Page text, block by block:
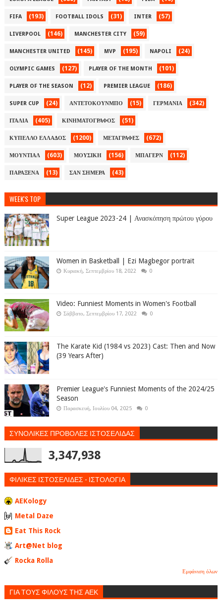
FIFA (193) FOOTBALL IDOLS (31) INTER (57)
LIVERPOOL (146) MANCHESTER CITY (59)
MANCHESTER UNITED (145) MVP (195) NAPOLI (24)
OLYMPIC GAMES (127) PLAYER OF THE MONTH (101)
PLAYER OF THE SEASON (12) PREMIER LEAGUE (186)
SUPER CUP (24) ΑΝΤΕΤΟΚΟΥΝΜΠΟ (15) ΓΕΡΜΑΝΙΑ (342)
ΙΤΑΛΙΑ (405) ΚΙΝΗΜΑΤΟΓΡΑΦΟΣ (51)
ΚΥΠΕΛΛΟ ΕΛΛΑΔΟΣ (1200) ΜΕΤΑΓΡΑΦΕΣ (672)
ΜΟΥΝΤΙΑΛ (603) ΜΟΥΣΙΚΗ (156) ΜΠΑΓΕΡΝ (112)
ΠΑΡΑΞΕΝΑ (13) ΣΑΝ ΣΗΜΕΡΑ (43)
WEEK'S TOP
Super League 2023-24 | Ανασκόπηση πρώτου γύρου
Women in Basketball | Ezi Magbegor portrait
Κυριακή, Σεπτεμβρίου 18, 2022 0
Video: Funniest Moments in Women's Football
Σάββατο, Σεπτεμβρίου 17, 2022 0
The Karate Kid (1984 vs 2023) Cast: Then and Now
(39 Years After)
Premier League's Funniest Moments of the 2024/25
Season
Παρασκευή, Ιουλίου 04, 2025 0
ΣΥΝΟΛΙΚΕΣ ΠΡΟΒΟΛΕΣ ΙΣΤΟΣΕΛΙΔΑΣ
3,347,938
ΦΙΛΙΚΕΣ ΙΣΤΟΣΕΛΙΔΕΣ - ΙΣΤΟΛΟΓΙΑ
AEKology
Metal Daze
Eat This Rock
Art@Net blog
Rocka Rolla
Εμφάνιση όλων
ΓΙΑ ΤΟΥΣ ΦΙΛΟΥΣ ΤΗΣ ΑΕΚ